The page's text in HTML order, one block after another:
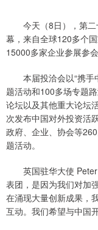
今天（8日），第二
幕，来自全球120多个
15000多家企业参展参会
本届投洽会以“携手
题活动和100多场专题
论坛以及其他重大论坛
次发布中国对外投资活
政府、企业、协会等
题活动。
英国驻华大使 Peter
表团，是因为我们对加
在涌现大量创新成果，
互动。我们希望与中国